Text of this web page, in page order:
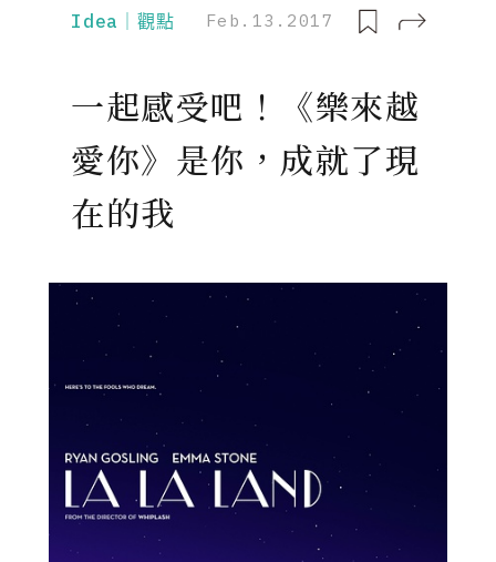
Idea｜觀點 Feb.13.2017
一起感受吧！《樂來越
愛你》是你，成就了現
在的我